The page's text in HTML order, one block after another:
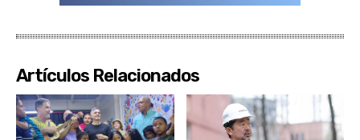
Artículos Relacionados